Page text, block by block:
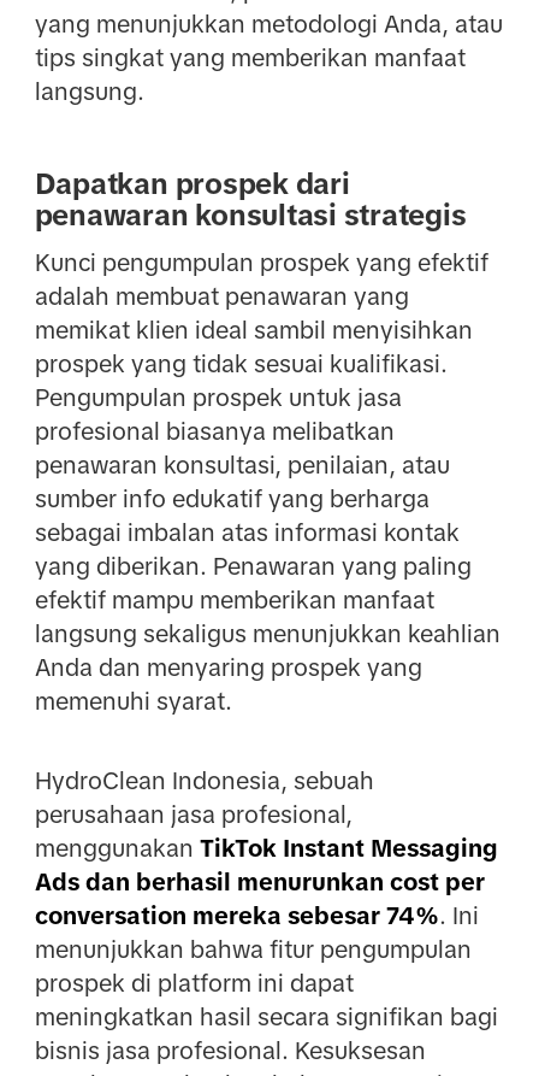
yang menunjukkan metodologi Anda, atau
tips singkat yang memberikan manfaat
langsung.
Dapatkan prospek dari
penawaran konsultasi strategis
Kunci pengumpulan prospek yang efektif
adalah membuat penawaran yang
memikat klien ideal sambil menyisihkan
prospek yang tidak sesuai kualifikasi.
Pengumpulan prospek untuk jasa
profesional biasanya melibatkan
penawaran konsultasi, penilaian, atau
sumber info edukatif yang berharga
sebagai imbalan atas informasi kontak
yang diberikan. Penawaran yang paling
efektif mampu memberikan manfaat
langsung sekaligus menunjukkan keahlian
Anda dan menyaring prospek yang
memenuhi syarat.
HydroClean Indonesia, sebuah
perusahaan jasa profesional,
menggunakan TikTok Instant Messaging
Ads dan berhasil menurunkan cost per
conversation mereka sebesar 74%. Ini
menunjukkan bahwa fitur pengumpulan
prospek di platform ini dapat
meningkatkan hasil secara signifikan bagi
bisnis jasa profesional. Kesuksesan